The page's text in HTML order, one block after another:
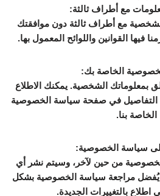
مع أطراف ثالثة:
مع أطراف ثالثة دون موافقتك
فيها القوانين واللوائح المعمول بها.
الخاصة بك:
بمعلوماتك الشخصية. يمكنك الاطلاع
التفاصيل في صفحة سياسة الخصوصية
الخاصة بنا.
سياسة الخصوصية:
من حين لآخر، وسيتم نشر أي
يُفضل مراجعة سياسة الخصوصية بشكل
اطلاع بالتغييرات الجديدة.